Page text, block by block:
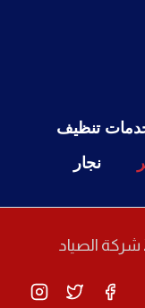
تنظيف
نجار